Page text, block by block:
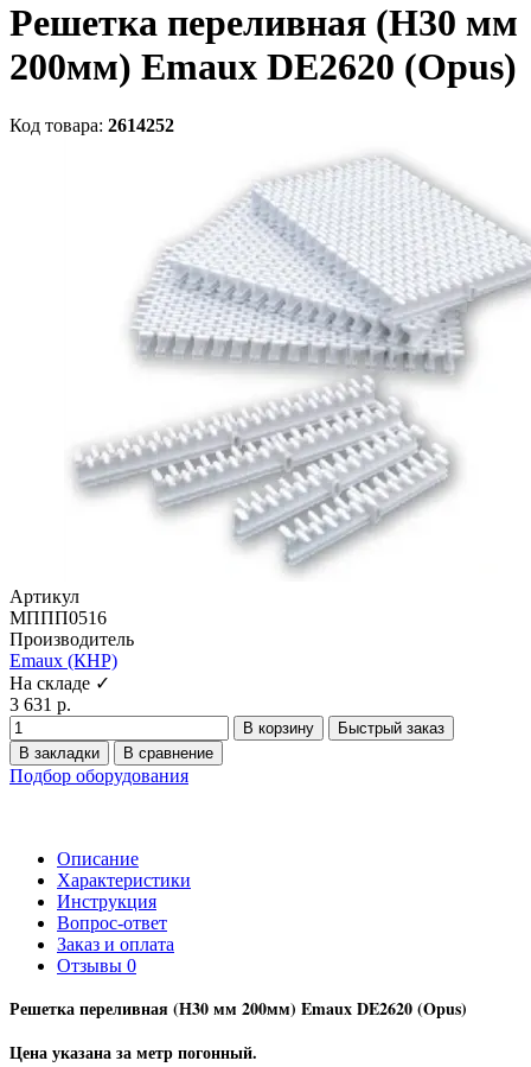
Решетка переливная (Н30 мм
200мм) Emaux DE2620 (Opus)
Код товара: 2614252
Артикул
МППП0516
Производитель
Emaux (КНР)
На складе ✓
3 631 р.
В корзину
Быстрый заказ
В закладки
В сравнение
Подбор оборудования
Описание
Характеристики
Инструкция
Вопрос-ответ
Заказ и оплата
Отзывы 0
Решетка переливная (Н30 мм 200мм) Emaux DE2620 (Opus)
Цена указана за метр погонный.